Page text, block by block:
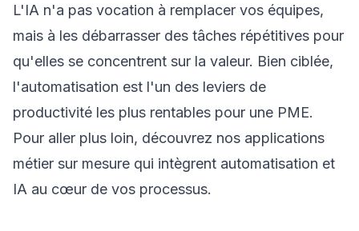
L'IA n'a pas vocation à remplacer vos équipes,
mais à les débarrasser des tâches répétitives pour
qu'elles se concentrent sur la valeur. Bien ciblée,
l'automatisation est l'un des leviers de
productivité les plus rentables pour une PME.
Pour aller plus loin, découvrez nos applications
métier sur mesure qui intègrent automatisation et
IA au cœur de vos processus.